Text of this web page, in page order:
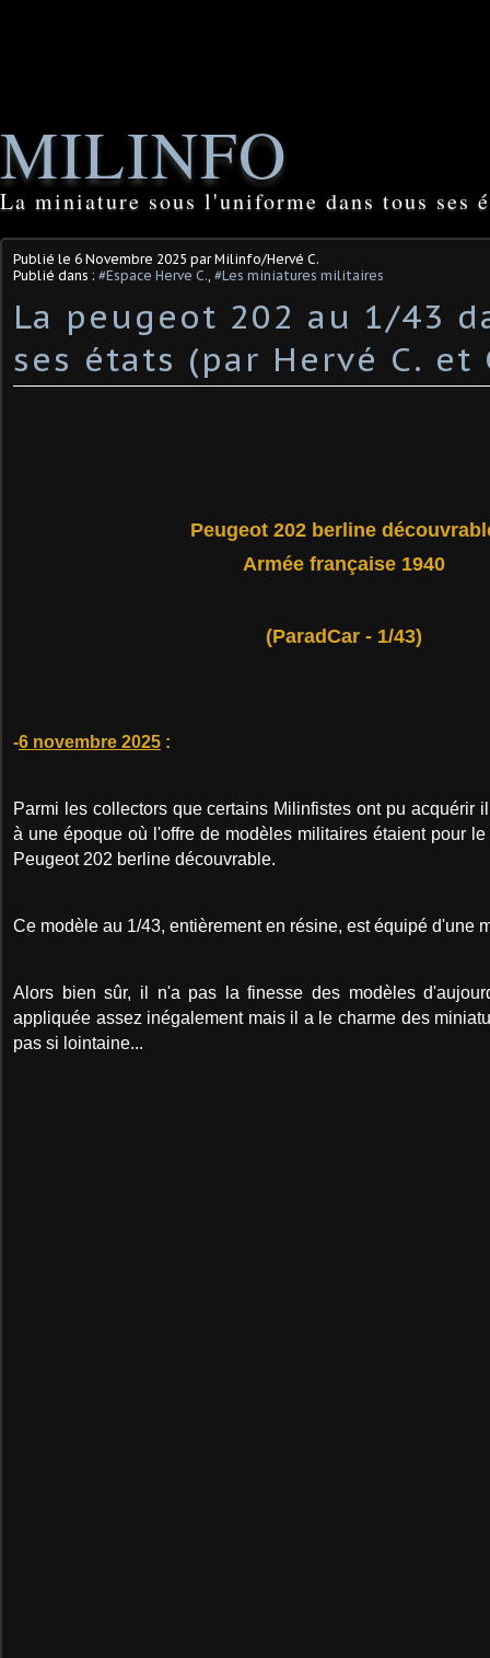
MILINFO
La miniature sous l'uniforme dans tous ses
Publié le 6 Novembre 2025 par Milinfo/Hervé C.
Publié dans : #Espace Herve C., #Les miniatures militaires
La peugeot 202 au 1/43
ses états (par Hervé C. et
Peugeot 202 berline
Armée française 1940
(ParadCar - 1/43)
-6 novembre 2025 :
Parmi les collectors que certains Milinfistes ont pu acquérir
à une époque où l'offre de modèles militaires étaient pour
Peugeot 202 berline découvrable.
Ce modèle au 1/43, entièrement en résine, est équipé d'une
Alors bien sûr, il n'a pas la finesse des modèles
appliquée assez inégalement mais il a le charme des
pas si lointaine...